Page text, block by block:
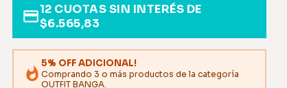
12 CUOTAS SIN INTERÉS DE
$6.565,83
5% OFF ADICIONAL!
Comprando 3 o más productos de la categoría
OUTFIT BANGA.